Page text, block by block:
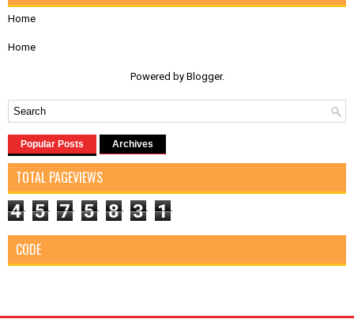
Home
Home
Powered by Blogger.
Popular Posts Archives
TOTAL PAGEVIEWS
4 5 7 5 8 3 1
CODE